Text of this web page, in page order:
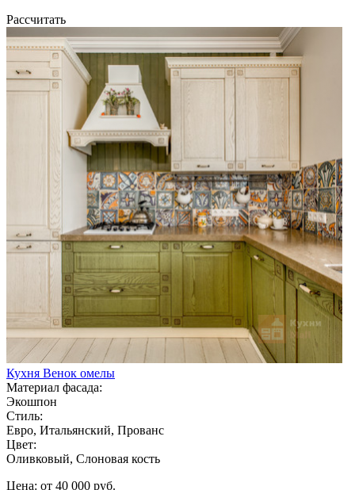
Рассчитать
Кухня Венок омелы
Материал фасада:
Экошпон
Стиль:
Евро, Итальянский, Прованс
Цвет:
Оливковый, Слоновая кость
Цена: от 40 000 руб.